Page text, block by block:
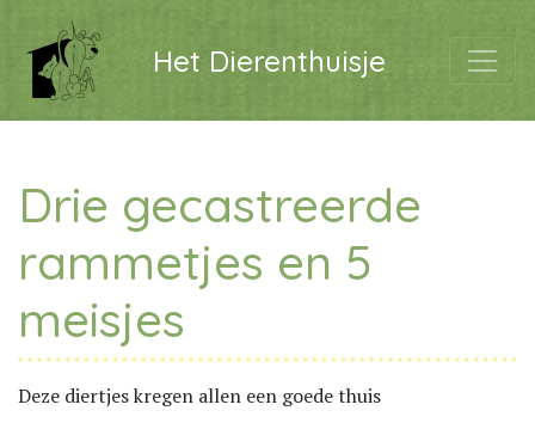
Het Dierenthuisje
Drie gecastreerde
rammetjes en 5
meisjes
Deze diertjes kregen allen een goede thuis